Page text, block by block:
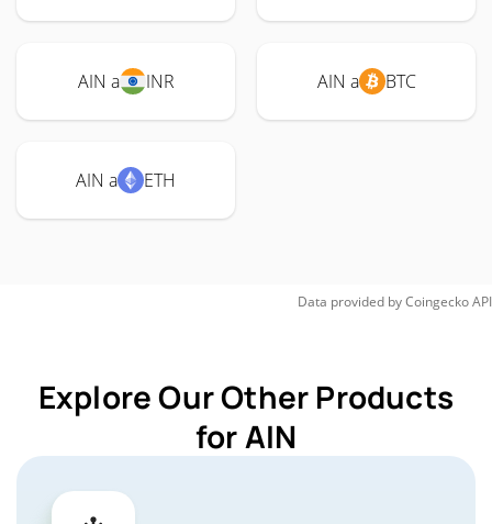
AIN a INR AIN a BTC
AIN a ETH
Data provided byCoingeckoAPI
Explore Our Other Products
for AIN